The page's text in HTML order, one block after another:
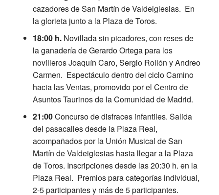
cazadores de San Martín de Valdeiglesias. En
la glorieta junto a la Plaza de Toros.
18:00 h.Novillada sin picadores, con reses de
la ganadería de Gerardo Ortega para los
novilleros Joaquín Caro, Sergio Rollón y Andreo
Carmen. Espectáculo dentro del ciclo Camino
hacia las Ventas, promovido por el Centro de
Asuntos Taurinos de la Comunidad de Madrid.
21:00Concurso de disfraces infantiles. Salida
del pasacalles desde la Plaza Real,
acompañados por la Unión Musical de San
Martín de Valdeiglesias hasta llegar a la Plaza
de Toros. Inscripciones desde las 20:30 h. en la
Plaza Real. Premios para categorías individual,
2-5 participantes y más de 5 participantes.